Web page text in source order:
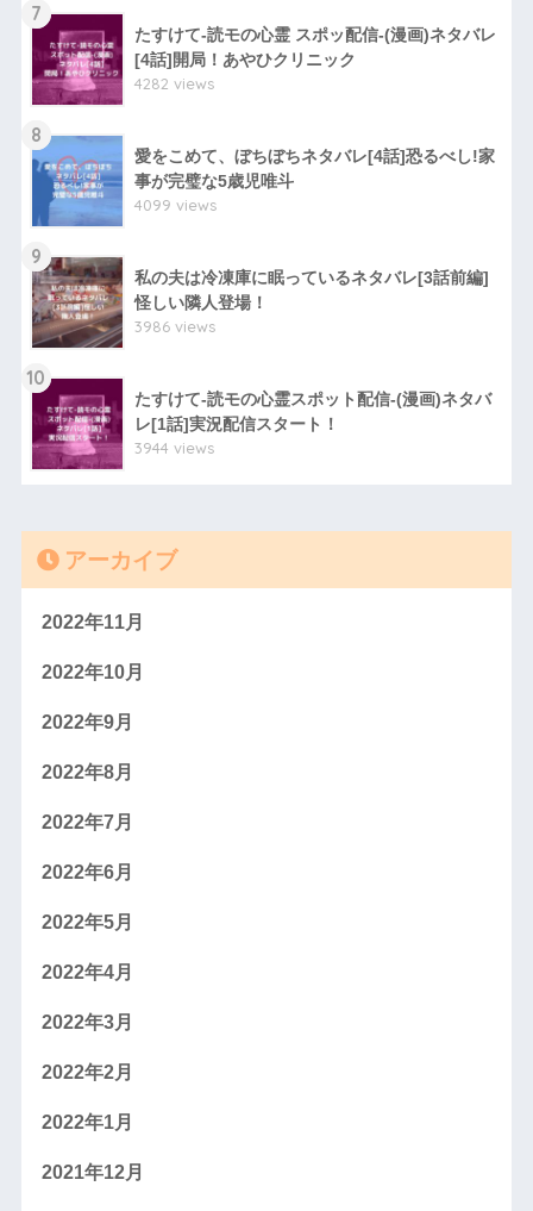
7
たすけて-読モの心霊 スポッ配信-(漫画)ネタバレ
[4話]開局！あやひクリニック
4282 views
8
愛をこめて、ぼちぼちネタバレ[4話]恐るべし!家
事が完璧な5歳児唯斗
4099 views
9
私の夫は冷凍庫に眠っているネタバレ[3話前編]
怪しい隣人登場！
3986 views
10
たすけて-読モの心霊スポット配信-(漫画)ネタバ
レ[1話]実況配信スタート！
3944 views
アーカイブ
2022年11月
2022年10月
2022年9月
2022年8月
2022年7月
2022年6月
2022年5月
2022年4月
2022年3月
2022年2月
2022年1月
2021年12月